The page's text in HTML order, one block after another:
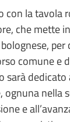
con la tavola
che mette
per
comune e
sarà dedicato
nella
e